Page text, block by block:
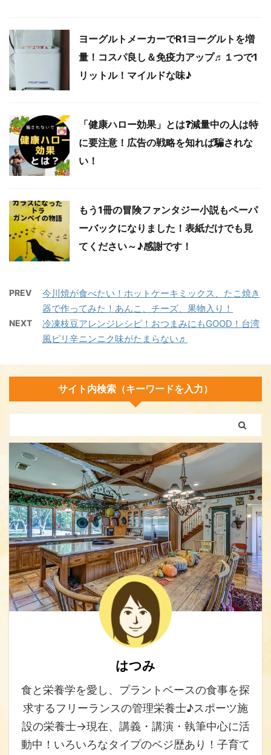
ヨーグルトメーカーでR1ヨーグルトを増
量！コスパ良し＆免疫力アップ♬１つで1
リットル！マイルドな味♪
「健康ハロー効果」とは❓減量中の人は特
に要注意！広告の戦略を知れば騙されな
い！
もう1冊の冒険ファンタジー小説もペーパ
ーバックになりました！表紙だけでも見
てください～♪感謝です！
PREV
今川焼が食べたい！ホットケーキミックス、たこ焼き
器で作ってみた！あんこ、チーズ、果物入り！
NEXT
冷凍枝豆アレンジレシピ！おつまみにもGOOD！台湾
風ピリ辛ニンニク味がたまらない♬
サイト内検索（キーワードを入力）
はつみ
食と栄養学を愛し、プラントベースの食事を探
求するフリーランスの管理栄養士♪スポーツ施
設の栄養士→現在、講義・講演・執筆中心に活
動中！いろいろなタイプのベジ歴あり！子育て